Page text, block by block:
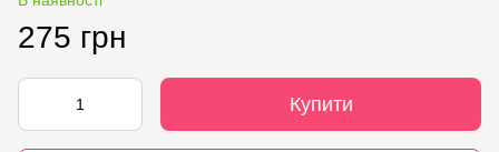
275 грн
Купити